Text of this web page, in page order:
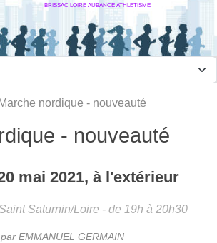
BRISSAC LOIRE AUBANCE ATHLETISME
Marche nordique - nouveauté
- nouveauté
mai 2021, à l'extérieur
Saturnin/Loire - de 19h à 20h30
par EMMANUEL GERMAIN
des cookies